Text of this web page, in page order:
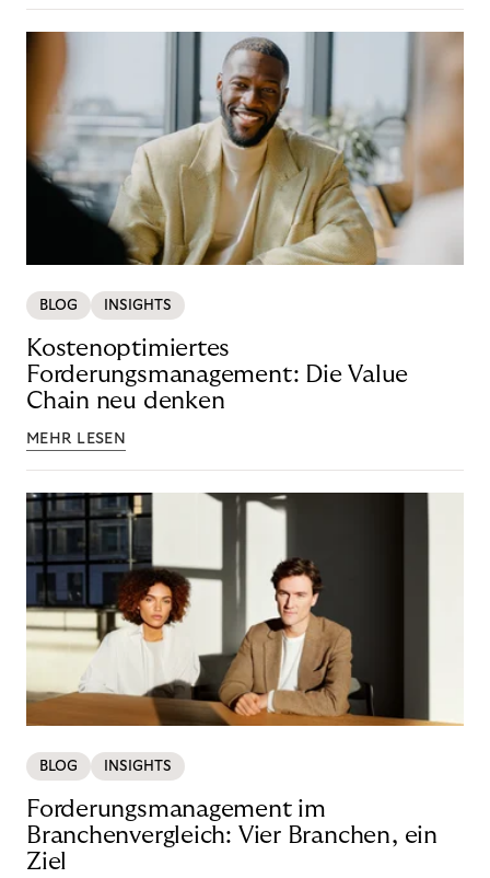
BLOG INSIGHTS
Kostenoptimiertes
Forderungsmanagement: Die Value
Chain neu denken
MEHR LESEN
BLOG INSIGHTS
Forderungsmanagement im
Branchenvergleich: Vier Branchen, ein
Ziel